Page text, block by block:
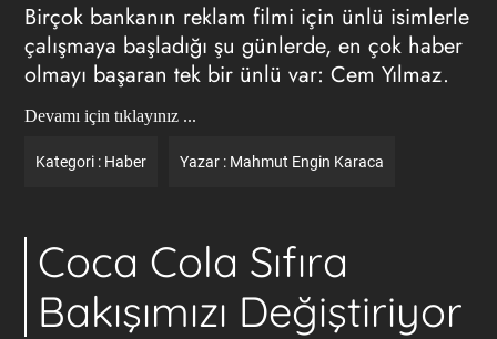
Birçok bankanın reklam filmi için ünlü isimlerle
çalışmaya başladığı şu günlerde, en çok haber
olmayı başaran tek bir ünlü var: Cem Yılmaz.
Devamı için tıklayınız ...
Kategori : Haber Yazar : Mahmut Engin Karaca
Coca Cola Sıfıra
Bakışımızı Değiştiriyor